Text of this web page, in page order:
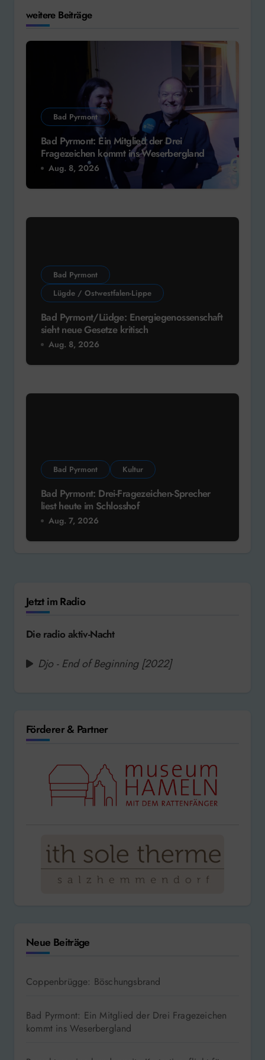
weitere Beiträge
Bad Pyrmont
Bad Pyrmont: Ein Mitglied der Drei
Fragezeichen kommt ins Weserbergland
Aug. 8, 2026
Bad Pyrmont
Lügde / Ostwestfalen-Lippe
Bad Pyrmont/Lüdge: Energiegenossenschaft
sieht neue Gesetze kritisch
Aug. 8, 2026
Bad Pyrmont Kultur
Bad Pyrmont: Drei-Fragezeichen-Sprecher
liest heute im Schlosshof
Aug. 7, 2026
Jetzt im Radio
Die radio aktiv-Nacht
Djo - End of Beginning [2022]
Förderer & Partner
Neue Beiträge
Coppenbrügge: Böschungsbrand
Bad Pyrmont: Ein Mitglied der Drei Fragezeichen
kommt ins Weserbergland